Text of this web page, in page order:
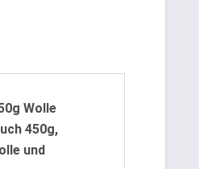
Wolle
450g,
und